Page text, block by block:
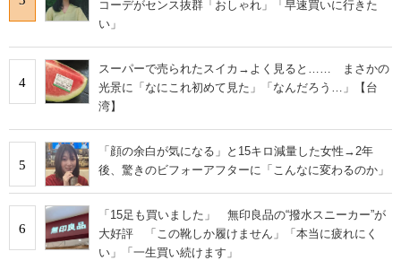
コーデがセンス抜群「おしゃれ」「早速買いに行きた
い」
4
スーパーで売られたスイカ→よく見ると…… まさかの
光景に「なにこれ初めて見た」「なんだろう…」【台
湾】
5
「顔の余白が気になる」と15キロ減量した女性→2年
後、驚きのビフォーアフターに「こんなに変わるのか」
6
「15足も買いました」 無印良品の“撥水スニーカー”が
大好評 「この靴しか履けません」「本当に疲れにく
い」「一生買い続けます」